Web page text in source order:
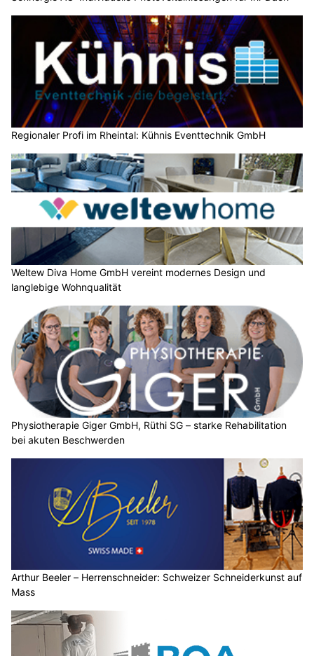
Regionaler Profi im Rheintal: Kühnis Eventtechnik GmbH
Weltew Diva Home GmbH vereint modernes Design und
langlebige Wohnqualität
Physiotherapie Giger GmbH, Rüthi SG – starke Rehabilitation
bei akuten Beschwerden
Arthur Beeler – Herrenschneider: Schweizer Schneiderkunst auf
Mass